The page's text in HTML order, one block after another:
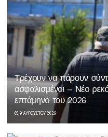
Τρέχουν να πάρουν
ασφαλισμένοι – Νέο
επτάμηνο του 2026
9 ΑΥΓΟΎΣΤΟΥ 2026